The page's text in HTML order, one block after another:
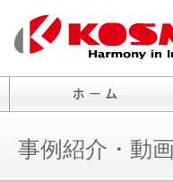
事例紹介・動画